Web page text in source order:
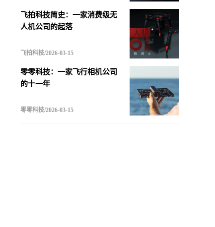
飞拍科技简史：一家消费级无
人机公司的起落
飞拍科技/2026-03-15
零零科技：一家飞行相机公司
的十一年
零零科技/2026-03-15